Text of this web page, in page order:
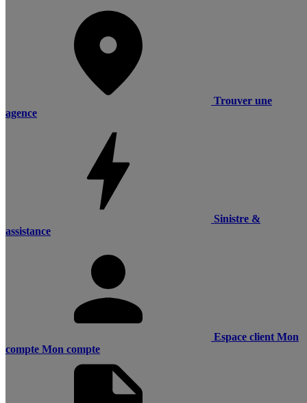
Trouver une
agence
Sinistre &
assistance
Espace client Mon
compte Mon compte